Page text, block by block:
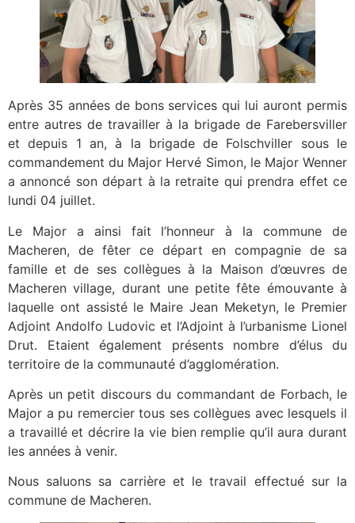
Après 35 années de bons services qui lui auront permis
entre autres de travailler à la brigade de Farebersviller
et depuis 1 an, à la brigade de Folschviller sous le
commandement du Major Hervé Simon, le Major Wenner
a annoncé son départ à la retraite qui prendra effet ce
lundi 04 juillet.
Le Major a ainsi fait l’honneur à la commune de
Macheren, de fêter ce départ en compagnie de sa
famille et de ses collègues à la Maison d’œuvres de
Macheren village, durant une petite fête émouvante à
laquelle ont assisté le Maire Jean Meketyn, le Premier
Adjoint Andolfo Ludovic et l’Adjoint à l’urbanisme Lionel
Drut. Etaient également présents nombre d’élus du
territoire de la communauté d’agglomération.
Après un petit discours du commandant de Forbach, le
Major a pu remercier tous ses collègues avec lesquels il
a travaillé et décrire la vie bien remplie qu’il aura durant
les années à venir.
Nous saluons sa carrière et le travail effectué sur la
commune de Macheren.